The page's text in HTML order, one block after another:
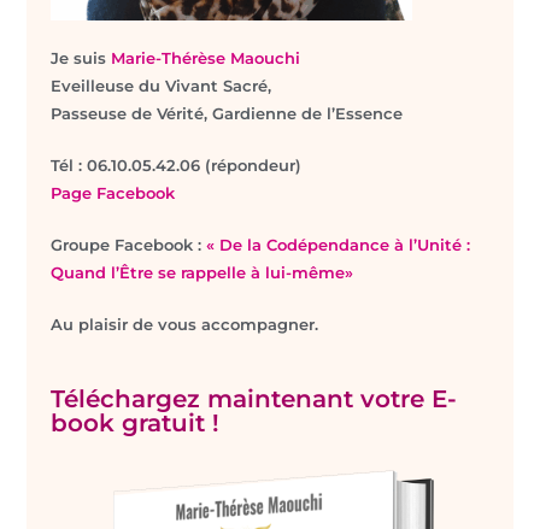
Je suis Marie-Thérèse Maouchi
Eveilleuse du Vivant Sacré,
Passeuse de Vérité, Gardienne de l’Essence
Tél : 06.10.05.42.06 (répondeur)
Page Facebook
Groupe Facebook :« De la Codépendance à l’Unité :
Quand l’Être se rappelle à lui-même»
Au plaisir de vous accompagner.
Téléchargez maintenant votre E-
book gratuit !